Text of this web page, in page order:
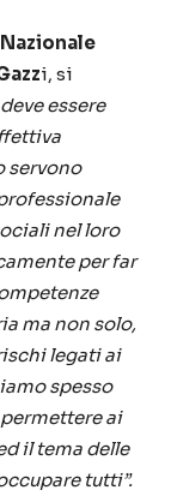
i, si
essere
servono
nel loro
per far
ma non solo,
legati ai
spesso
permettere ai
il tema delle
tutti”.